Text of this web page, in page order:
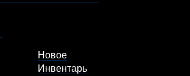
Новое
Инвентарь